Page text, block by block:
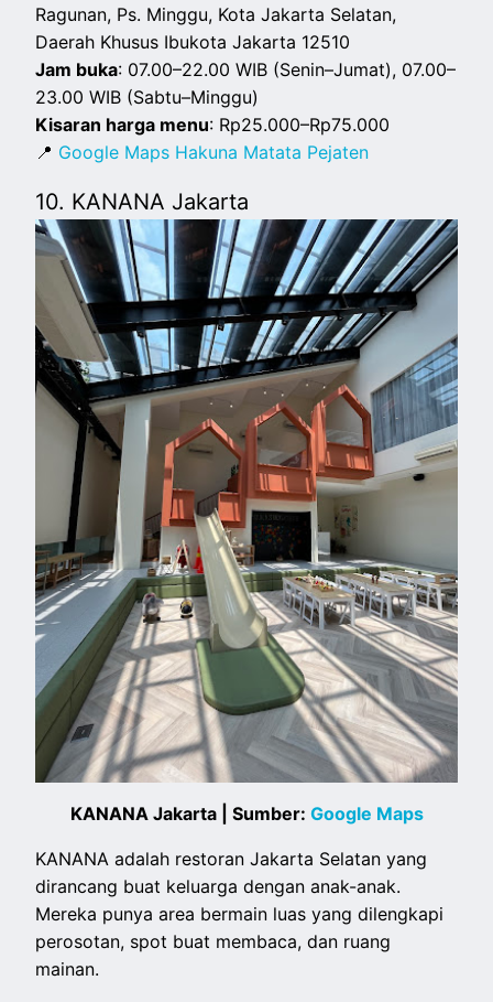
Ragunan, Ps. Minggu, Kota Jakarta Selatan,
Daerah Khusus Ibukota Jakarta 12510
Jam buka: 07.00–22.00 WIB (Senin–Jumat), 07.00–
23.00 WIB (Sabtu–Minggu)
Kisaran harga menu: Rp25.000–Rp75.000
📍 Google Maps Hakuna Matata Pejaten
10. KANANA Jakarta
KANANA Jakarta | Sumber: Google Maps
KANANA adalah restoran Jakarta Selatan yang
dirancang buat keluarga dengan anak-anak.
Mereka punya area bermain luas yang dilengkapi
perosotan, spot buat membaca, dan ruang
mainan.